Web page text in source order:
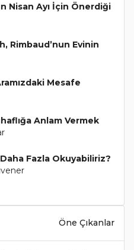
Nisan Ayı İçin Önerdiği
Rimbaud’nun Evinin
Mesafe
Anlam Vermek
Daha Fazla Okuyabiliriz?
Öne Çıkanlar